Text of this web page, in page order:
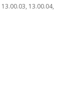
13.00.04,